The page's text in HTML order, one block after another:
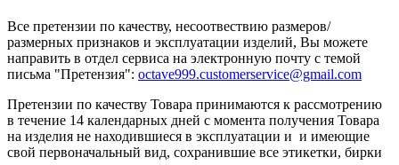
Все претензии по качеству, несоотвествию размеров/
размерных признаков и эксплуатации изделий, Вы можете
направить в отдел сервиса на электронную почту c темой
письма "Претензия": octave999.customerservice@gmail.com
Претензии по качеству Товара принимаются к рассмотрению
в течение 14 календарных дней с момента получения Товара
на изделия не находившиеся в эксплуатации и и имеющие
свой первоначальный вид, сохранившие все этикетки, бирки